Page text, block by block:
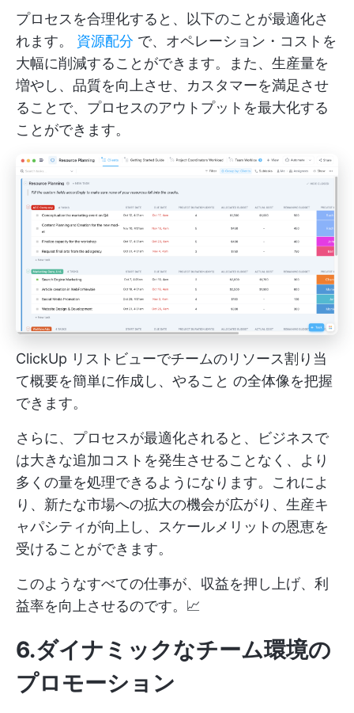
プロセスを合理化すると、以下のことが最適化さ
れます。 資源配分 で、オペレーション・コストを
大幅に削減することができます。また、生産量を
増やし、品質を向上させ、カスタマーを満足させ
ることで、プロセスのアウトプットを最大化する
ことができます。
ClickUp リストビューでチームのリソース割り当
て概要を簡単に作成し、やること の全体像を把握
できます。
さらに、プロセスが最適化されると、ビジネスで
は大きな追加コストを発生させることなく、より
多くの量を処理できるようになります。これによ
り、新たな市場への拡大の機会が広がり、生産キ
ャパシティが向上し、スケールメリットの恩恵を
受けることができます。
このようなすべての仕事が、収益を押し上げ、利
益率を向上させるのです。📈
6.ダイナミックなチーム環境の
プロモーション